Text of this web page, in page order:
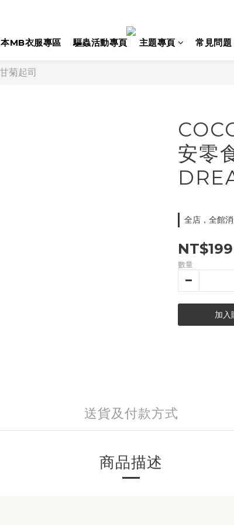
MB衣服專區 驅蟲活動專頁 主題專頁 常見問題
菊起司
安零
全店，全館
NT$199
數量
加入
送貨及付款方式
商品描述